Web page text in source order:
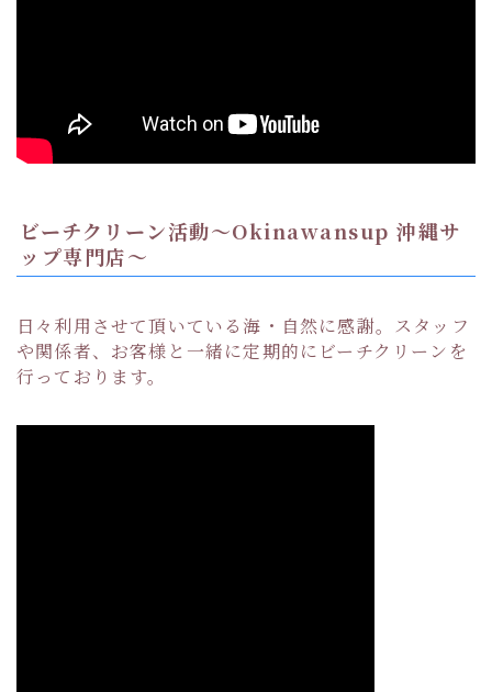
ビーチクリーン活動〜Okinawansup 沖縄サ
ップ専門店〜
日々利用させて頂いている海・自然に感謝。スタッフ
や関係者、お客様と一緒に定期的にビーチクリーンを
行っております。